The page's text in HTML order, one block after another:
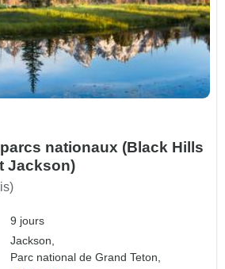
nationaux (Black Hills
Jackson)
9 jours
Jackson,
Parc national de Grand Teton,